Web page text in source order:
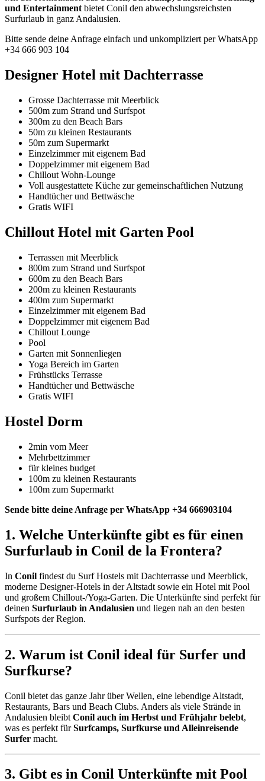
und Entertainmentbietet Conil den abwechslungsreichsten
Surfurlaub in ganz Andalusien.
Bitte sende deine Anfrage einfach und unkompliziert per WhatsApp
+34 666 903 104
Designer Hotel mit Dachterrasse
Grosse Dachterrasse mit Meerblick
500m zum Strand und Surfspot
300m zu den Beach Bars
50m zu kleinen Restaurants
50m zum Supermarkt
Einzelzimmer mit eigenem Bad
Doppelzimmer mit eigenem Bad
Chillout Wohn-Lounge
Voll ausgestattete Küche zur gemeinschaftlichen Nutzung
Handtücher und Bettwäsche
Gratis WIFI
Chillout Hotel mit Garten Pool
Terrassen mit Meerblick
800m zum Strand und Surfspot
600m zu den Beach Bars
200m zu kleinen Restaurants
400m zum Supermarkt
Einzelzimmer mit eigenem Bad
Doppelzimmer mit eigenem Bad
Chillout Lounge
Pool
Garten mit Sonnenliegen
Yoga Bereich im Garten
Frühstücks Terrasse
Handtücher und Bettwäsche
Gratis WIFI
Hostel Dorm
2min vom Meer
Mehrbettzimmer
für kleines budget
100m zu kleinen Restaurants
100m zum Supermarkt
Sende bitte deine Anfrage per WhatsApp +34 666903104
1. Welche Unterkünfte gibt es für einen
Surfurlaub in Conil de la Frontera?
In Conil findest du Surf Hostels mit Dachterrasse und Meerblick,
moderne Designer-Hotels in der Altstadt sowie ein Hotel mit Pool
und großem Chillout-/Yoga-Garten. Die Unterkünfte sind perfekt für
deinen Surfurlaub in Andalusien und liegen nah an den besten
Surfspots der Region.
2. Warum ist Conil ideal für Surfer und
Surfkurse?
Conil bietet das ganze Jahr über Wellen, eine lebendige Altstadt,
Restaurants, Bars und Beach Clubs. Anders als viele Strände in
Andalusien bleibt Conil auch im Herbst und Frühjahr belebt,
was es perfekt fürSurfcamps, Surfkurse und Alleinreisende
Surfer macht.
3. Gibt es in Conil Unterkünfte mit Pool